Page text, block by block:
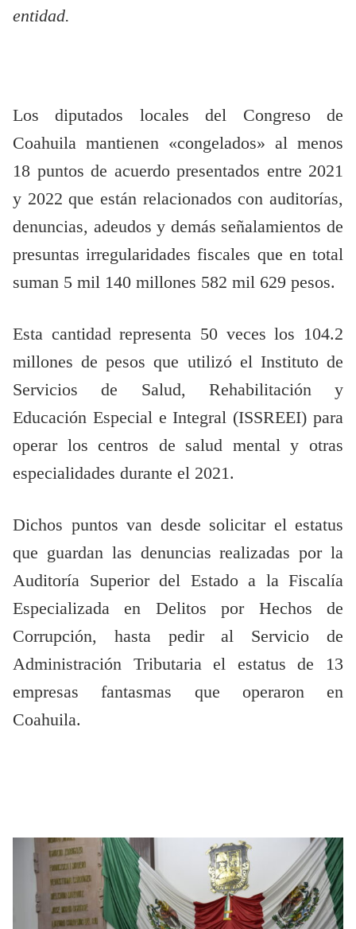
entidad.
Los diputados locales del Congreso de
Coahuila mantienen «congelados» al menos
18 puntos de acuerdo presentados entre 2021
y 2022 que están relacionados con auditorías,
denuncias, adeudos y demás señalamientos de
presuntas irregularidades fiscales que en total
suman 5 mil 140 millones 582 mil 629 pesos.
Esta cantidad representa 50 veces los 104.2
millones de pesos que utilizó el Instituto de
Servicios de Salud, Rehabilitación y
Educación Especial e Integral (ISSREEI) para
operar los centros de salud mental y otras
especialidades durante el 2021.
Dichos puntos van desde solicitar el estatus
que guardan las denuncias realizadas por la
Auditoría Superior del Estado a la Fiscalía
Especializada en Delitos por Hechos de
Corrupción, hasta pedir al Servicio de
Administración Tributaria el estatus de 13
empresas fantasmas que operaron en
Coahuila.